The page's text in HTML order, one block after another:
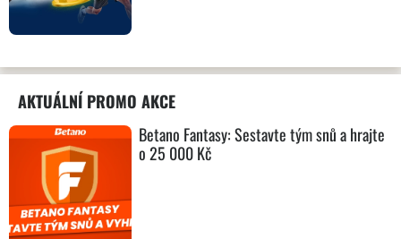
AKTUÁLNÍ PROMO AKCE
Betano Fantasy: Sestavte tým snů a hrajte
o 25 000 Kč